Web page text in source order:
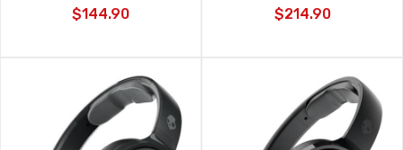
$144.90 $214.90